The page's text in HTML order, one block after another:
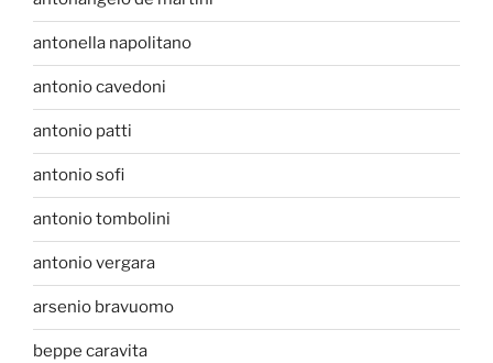
antonella napolitano
antonio cavedoni
antonio patti
antonio sofi
antonio tombolini
antonio vergara
arsenio bravuomo
beppe caravita